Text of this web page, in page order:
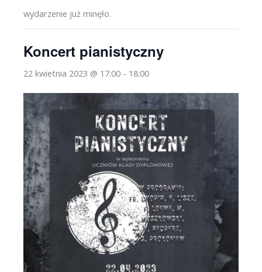
wydarzenie już minęło.
Koncert pianistyczny
22 kwietnia 2023 @ 17:00 - 18:00